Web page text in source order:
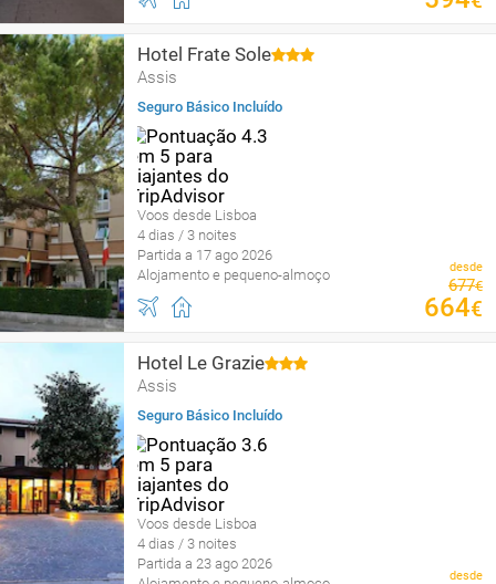
Hotel Frate Sole
Assis
Seguro Básico Incluído
Voos desde Lisboa
4 dias / 3 noites
Partida a 17 ago 2026
Alojamento e pequeno-almoço
desde
677€
664€
Hotel Le Grazie
Assis
Seguro Básico Incluído
Voos desde Lisboa
4 dias / 3 noites
Partida a 23 ago 2026
desde